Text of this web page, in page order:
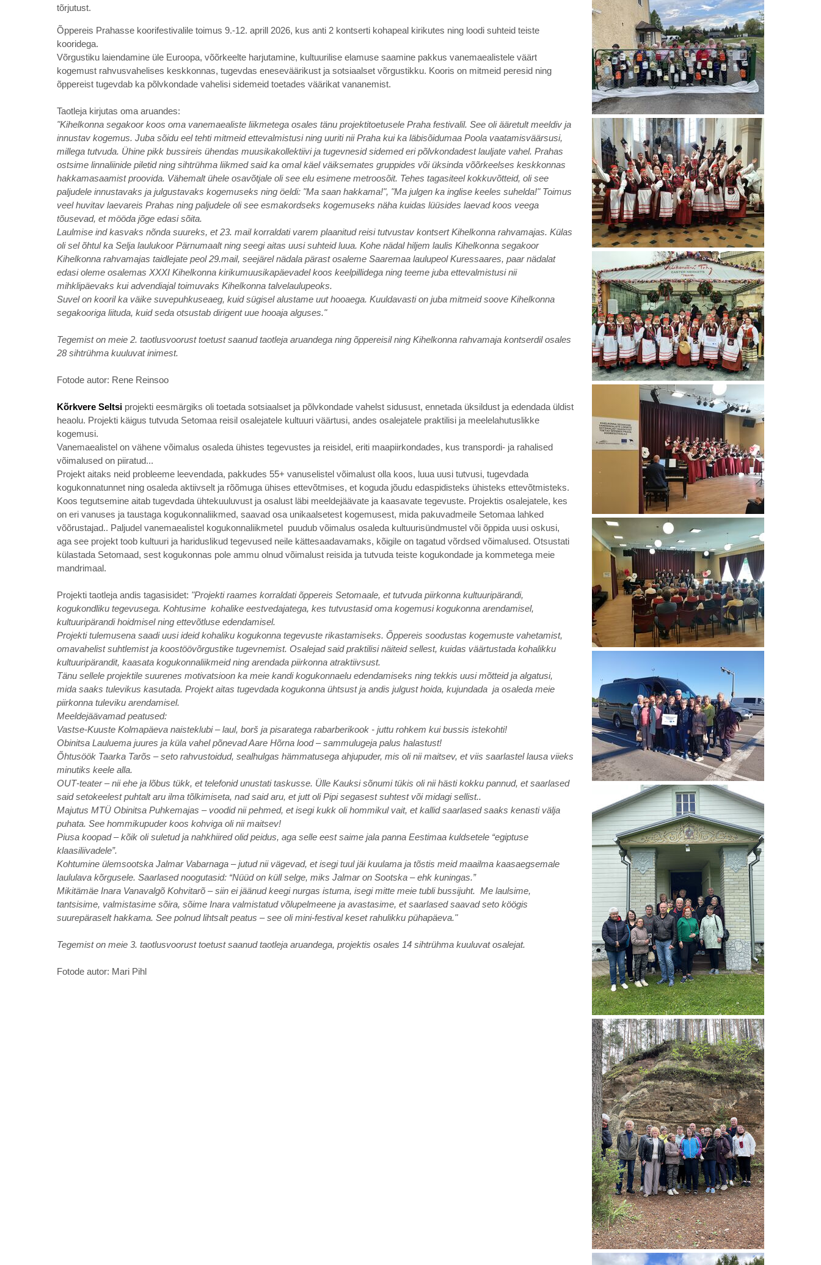
tõrjutust.
Õppereis Prahasse koorifestivalile toimus 9.-12. aprill 2026, kus anti 2 kontserti kohapeal kirikutes ning loodi suhteid teiste
kooridega.
Võrgustiku laiendamine üle Euroopa, võõrkeelte harjutamine, kultuurilise elamuse saamine pakkus vanemaealistele väärt
kogemust rahvusvahelises keskkonnas, tugevdas eneseväärikust ja sotsiaalset võrgustikku. Kooris on mitmeid peresid ning
õppereist tugevdab ka põlvkondade vahelisi sidemeid toetades väärikat vananemist.
Taotleja kirjutas oma aruandes:
"Kihelkonna segakoor koos oma vanemaealiste liikmetega osales tänu projektitoetusele Praha festivalil. See oli ääretult meeldiv ja
innustav kogemus. Juba sõidu eel tehti mitmeid ettevalmistusi ning uuriti nii Praha kui ka läbisõidumaa Poola vaatamisväärsusi,
millega tutvuda. Ühine pikk bussireis ühendas muusikakollektiivi ja tugevnesid sidemed eri põlvkondadest lauljate vahel. Prahas
ostsime linnaliinide piletid ning sihtrühma liikmed said ka omal käel väiksemates gruppides või üksinda võõrkeelses keskkonnas
hakkamasaamist proovida. Vähemalt ühele osavõtjale oli see elu esimene metroosõit. Tehes tagasiteel kokkuvõtteid, oli see
paljudele innustavaks ja julgustavaks kogemuseks ning öeldi: "Ma saan hakkama!", "Ma julgen ka inglise keeles suhelda!" Toimus
veel huvitav laevareis Prahas ning paljudele oli see esmakordseks kogemuseks näha kuidas lüüsides laevad koos veega
tõusevad, et mööda jõge edasi sõita.
Laulmise ind kasvaks nõnda suureks, et 23. mail korraldati varem plaanitud reisi tutvustav kontsert Kihelkonna rahvamajas. Külas
oli sel õhtul ka Selja laulukoor Pärnumaalt ning seegi aitas uusi suhteid luua. Kohe nädal hiljem laulis Kihelkonna segakoor
Kihelkonna rahvamajas taidlejate peol 29.mail, seejärel nädala pärast osaleme Saaremaa laulupeol Kuressaares, paar nädalat
edasi oleme osalemas XXXI Kihelkonna kirikumuusikapäevadel koos keelpillidega ning teeme juba ettevalmistusi nii
mihklipäevaks kui advendiajal toimuvaks Kihelkonna talvelaulupeoks.
Suvel on kooril ka väike suvepuhkuseaeg, kuid sügisel alustame uut hooaega. Kuuldavasti on juba mitmeid soove Kihelkonna
segakooriga liituda, kuid seda otsustab dirigent uue hooaja alguses."
Tegemist on meie 2. taotlusvoorust toetust saanud taotleja aruandega ning õppereisil ning Kihelkonna rahvamaja kontserdil osales
28 sihtrühma kuuluvat inimest.
Fotode autor: Rene Reinsoo
Kõrkvere Seltsi projekti eesmärgiks oli toetada sotsiaalset ja põlvkondade vahelst sidusust, ennetada üksildust ja edendada üldist
heaolu. Projekti käigus tutvuda Setomaa reisil osalejatele kultuuri väärtusi, andes osalejatele praktilisi ja meelelahutuslikke
kogemusi.
Vanemaealistel on vähene võimalus osaleda ühistes tegevustes ja reisidel, eriti maapiirkondades, kus transpordi- ja rahalised
võimalused on piiratud...
Projekt aitaks neid probleeme leevendada, pakkudes 55+ vanuselistel võimalust olla koos, luua uusi tutvusi, tugevdada
kogukonnatunnet ning osaleda aktiivselt ja rõõmuga ühises ettevõtmises, et koguda jõudu edaspidisteks ühisteks ettevõtmisteks.
Koos tegutsemine aitab tugevdada ühtekuuluvust ja osalust läbi meeldejäävate ja kaasavate tegevuste. Projektis osalejatele, kes
on eri vanuses ja taustaga kogukonnaliikmed, saavad osa unikaalsetest kogemusest, mida pakuvadmeile Setomaa lahked
võõrustajad.. Paljudel vanemaealistel kogukonnaliikmetel puudub võimalus osaleda kultuurisündmustel või õppida uusi oskusi,
aga see projekt toob kultuuri ja hariduslikud tegevused neile kättesaadavamaks, kõigile on tagatud võrdsed võimalused. Otsustati
külastada Setomaad, sest kogukonnas pole ammu olnud võimalust reisida ja tutvuda teiste kogukondade ja kommetega meie
mandrimaal.
Projekti taotleja andis tagasisidet: "Projekti raames korraldati õppereis Setomaale, et tutvuda piirkonna kultuuripärandi,
kogukondliku tegevusega. Kohtusime kohalike eestvedajatega, kes tutvustasid oma kogemusi kogukonna arendamisel,
kultuuripärandi hoidmisel ning ettevõtluse edendamisel.
Projekti tulemusena saadi uusi ideid kohaliku kogukonna tegevuste rikastamiseks. Õppereis soodustas kogemuste vahetamist,
omavahelist suhtlemist ja koostöövõrgustike tugevnemist. Osalejad said praktilisi näiteid sellest, kuidas väärtustada kohalikku
kultuuripärandit, kaasata kogukonnaliikmeid ning arendada piirkonna atraktiivsust.
Tänu sellele projektile suurenes motivatsioon ka meie kandi kogukonnaelu edendamiseks ning tekkis uusi mõtteid ja algatusi,
mida saaks tulevikus kasutada. Projekt aitas tugevdada kogukonna ühtsust ja andis julgust hoida, kujundada ja osaleda meie
piirkonna tuleviku arendamisel.
Meeldejäävamad peatused:
Vastse‑Kuuste Kolmapäeva naisteklubi – laul, borš ja pisaratega rabarberikook - juttu rohkem kui bussis istekohti!
Obinitsa Lauluema juures ja küla vahel põnevad Aare Hõrna lood – sammulugeja palus halastust!
Õhtusöök Taarka Tarõs – seto rahvustoidud, sealhulgas hämmatusega ahjupuder, mis oli nii maitsev, et viis saarlastel lausa viieks
minutiks keele alla.
OUT‑teater – nii ehe ja lõbus tükk, et telefonid unustati taskusse. Ülle Kauksi sõnumi tükis oli nii hästi kokku pannud, et saarlased
said setokeelest puhtalt aru ilma tõlkimiseta, nad said aru, et jutt oli Pipi segasest suhtest või midagi sellist..
Majutus MTÜ Obinitsa Puhkemajas – voodid nii pehmed, et isegi kukk oli hommikul vait, et kallid saarlased saaks kenasti välja
puhata. See hommikupuder koos kohviga oli nii maitsev!
Piusa koopad – kõik oli suletud ja nahkhiired olid peidus, aga selle eest saime jala panna Eestimaa kuldsetele “egiptuse
klaasiliivadele”.
Kohtumine ülemsootska Jalmar Vabarnaga – jutud nii vägevad, et isegi tuul jäi kuulama ja tõstis meid maailma kaasaegsemale
laululava kõrgusele. Saarlased noogutasid: “Nüüd on küll selge, miks Jalmar on Sootska – ehk kuningas.”
Mikitämäe Inara Vanavalgõ Kohvitarõ – siin ei jäänud keegi nurgas istuma, isegi mitte meie tubli bussijuht. Me laulsime,
tantsisime, valmistasime sõira, sõime Inara valmistatud võlupelmeene ja avastasime, et saarlased saavad seto köögis
suurepäraselt hakkama. See polnud lihtsalt peatus – see oli mini‑festival keset rahulikku pühapäeva."
Tegemist on meie 3. taotlusvoorust toetust saanud taotleja aruandega, projektis osales 14 sihtrühma kuuluvat osalejat.
Fotode autor: Mari Pihl